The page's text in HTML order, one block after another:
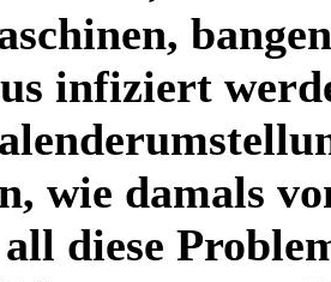
infiziert
wie damals
diese